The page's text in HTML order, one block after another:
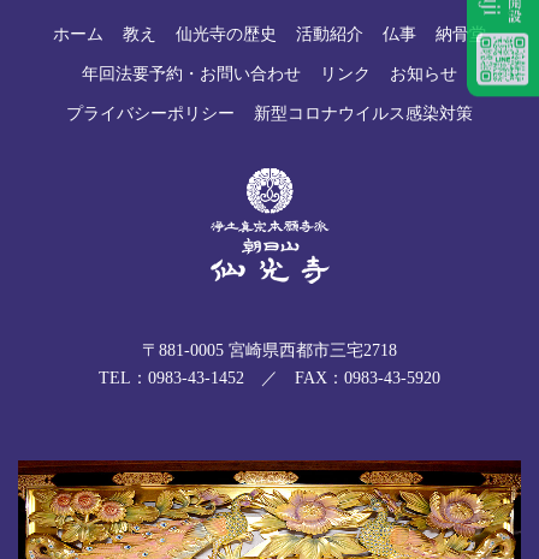
ホーム 教え 仙光寺の歴史 活動紹介 仏事 納骨堂
年回法要予約・お問い合わせ リンク お知らせ
プライバシーポリシー 新型コロナウイルス感染対策
〒881-0005 宮崎県西都市三宅2718
TEL：0983-43-1452 ／ FAX：0983-43-5920